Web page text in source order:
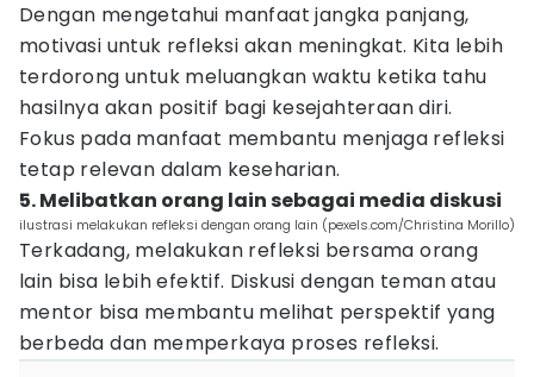
Dengan mengetahui manfaat jangka panjang,
motivasi untuk refleksi akan meningkat. Kita lebih
terdorong untuk meluangkan waktu ketika tahu
hasilnya akan positif bagi kesejahteraan diri.
Fokus pada manfaat membantu menjaga refleksi
tetap relevan dalam keseharian.
5. Melibatkan orang lain sebagai media diskusi
ilustrasi melakukan refleksi dengan orang lain (pexels.com/Christina Morillo)
Terkadang, melakukan refleksi bersama orang
lain bisa lebih efektif. Diskusi dengan teman atau
mentor bisa membantu melihat perspektif yang
berbeda dan memperkaya proses refleksi.